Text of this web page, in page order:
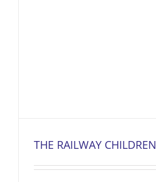
THE RAILWAY CHILDREN